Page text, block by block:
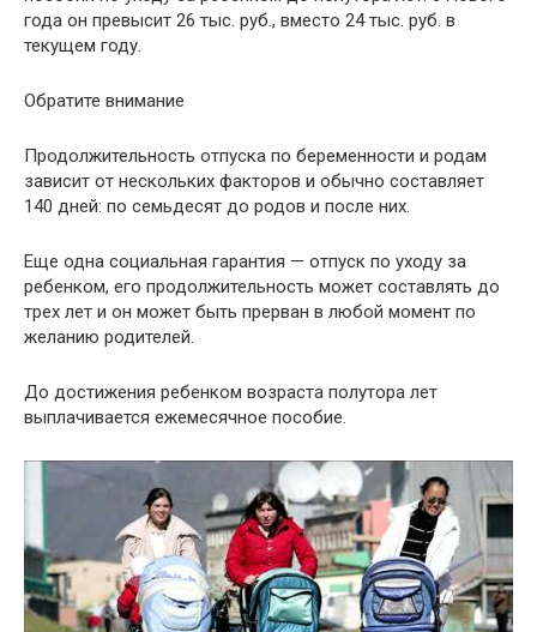
года он превысит 26 тыс. руб., вместо 24 тыс. руб. в
текущем году.
Обратите внимание
Продолжительность отпуска по беременности и родам
зависит от нескольких факторов и обычно составляет
140 дней: по семьдесят до родов и после них.
Еще одна социальная гарантия — отпуск по уходу за
ребенком, его продолжительность может составлять до
трех лет и он может быть прерван в любой момент по
желанию родителей.
До достижения ребенком возраста полутора лет
выплачивается ежемесячное пособие.